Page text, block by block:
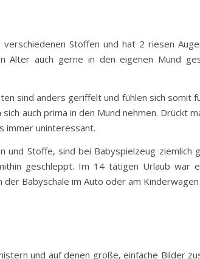
Stoffen und hat 2 riesen
Alter auch gerne in den eigenen Mund
sind anders geriffelt und fühlen sich somit
auch prima in den Mund nehmen. Drückt
immer uninteressant.
und Stoffe, sind bei Babyspielzeug ziemlich
geschleppt. Im 14 tätigen Urlaub war
der Babyschale im Auto oder am
und auf denen große, einfache Bilder